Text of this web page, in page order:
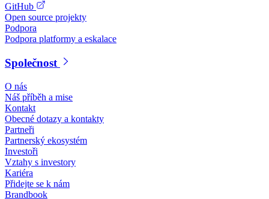
GitHub
Open source projekty
Podpora
Podpora platformy a eskalace
Společnost
O nás
Náš příběh a mise
Kontakt
Obecné dotazy a kontakty
Partneři
Partnerský ekosystém
Investoři
Vztahy s investory
Kariéra
Přidejte se k nám
Brandbook